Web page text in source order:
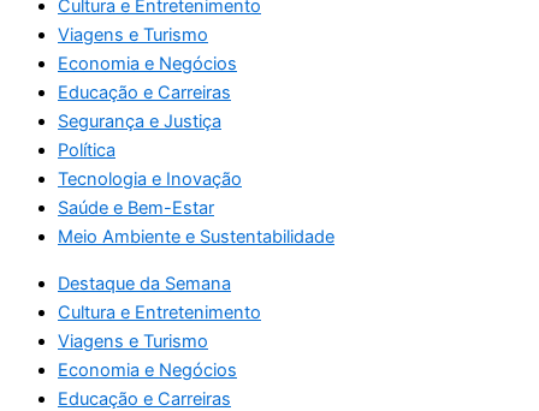
Cultura e Entretenimento
Viagens e Turismo
Economia e Negócios
Educação e Carreiras
Segurança e Justiça
Política
Tecnologia e Inovação
Saúde e Bem-Estar
Meio Ambiente e Sustentabilidade
Destaque da Semana
Cultura e Entretenimento
Viagens e Turismo
Economia e Negócios
Educação e Carreiras